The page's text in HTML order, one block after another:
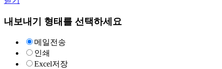
내보내기 형태를 선택하세요
메일전송
인쇄
Excel저장